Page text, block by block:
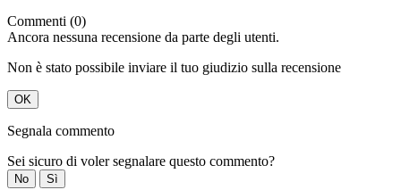
Commenti (0)
Ancora nessuna recensione da parte degli utenti.
Non è stato possibile inviare il tuo giudizio sulla recensione
OK
Segnala commento
Sei sicuro di voler segnalare questo commento?
No Sì